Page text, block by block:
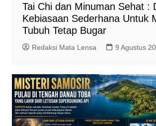
Tai Chi dan Minuman Sehat :
Kebiasaan Sederhana Untuk
Tubuh Tetap Bugar
Redaksi Mata Lensa 9 Agustus